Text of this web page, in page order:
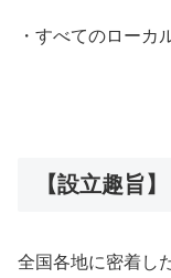
・すべてのローカ
【設立趣旨】
全国各地に密着し